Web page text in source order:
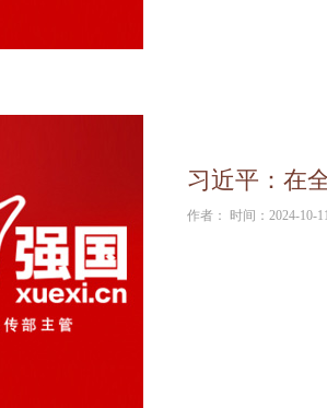
习近平：在
作者： 时间：2024-10-